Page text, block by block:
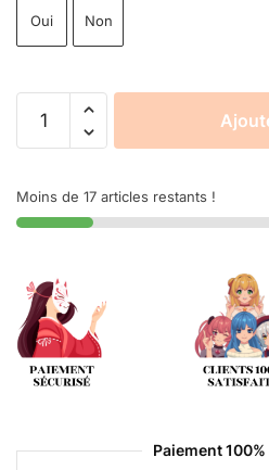
Oui Non
Moins de 17 articles restants !
Paiement